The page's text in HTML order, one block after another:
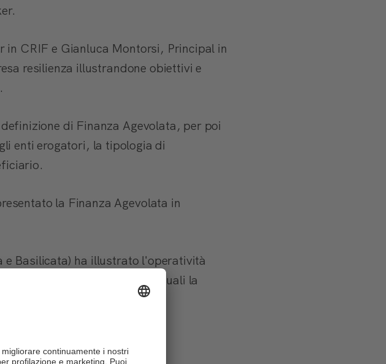
CRIF e Gianluca Montorsi, Principal in
resilienza illustrandone obiettivi e
di Finanza Agevolata, per poi
enti erogatori, la tipologia di
la Finanza Agevolata in
e Basilicata) ha illustrato l'operatività
su 3 aree principali quali la
sociale.